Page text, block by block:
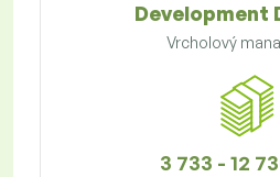
Development
Vrcholový
3 733 - 12